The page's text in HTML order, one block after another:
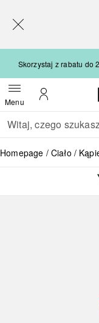
Skorzystaj z rabatu do
MenuOtwórz menuMoje konto
Wracać
Wykonaj wyszukiwanie
Homepage Ciało